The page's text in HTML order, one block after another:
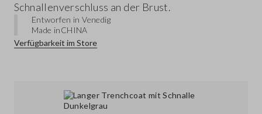
Schnallenverschluss an der Brust.
Entworfen in Venedig
Made inCHINA
Verfügbarkeit im Store